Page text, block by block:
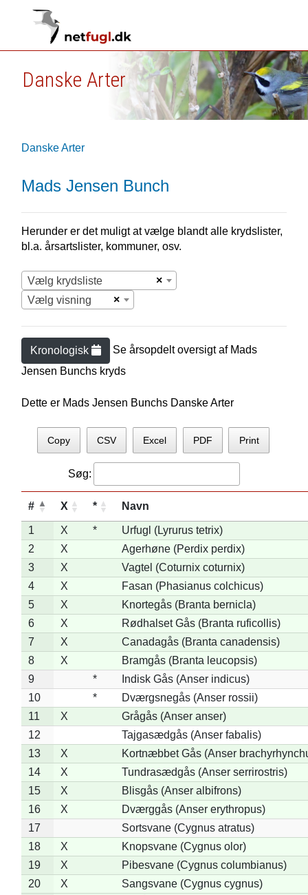
Danske Arter
Danske Arter
Mads Jensen Bunch
Herunder er det muligt at vælge blandt alle krydslister,
bl.a. årsartslister, kommuner, osv.
×
Vælg krydsliste
×
Vælg visning
Kronologisk Se årsopdelt oversigt af Mads
Jensen Bunchs kryds
Dette er Mads Jensen Bunchs Danske Arter
Copy CSV Excel PDF Print
Søg:
# X * Navn
1 X *
Urfugl (Lyrurus tetrix)
2
X
Agerhøne (Perdix perdix)
3
X
Vagtel (Coturnix coturnix)
4
X
Fasan (Phasianus colchicus)
5
X
Knortegås (Branta bernicla)
6
X
Rødhalset Gås (Branta ruficollis)
7
X
Canadagås (Branta canadensis)
8
X
Bramgås (Branta leucopsis)
9
*
Indisk Gås (Anser indicus)
10
*
Dværgsnegås (Anser rossii)
11
X
Grågås (Anser anser)
12
Tajgasædgås (Anser fabalis)
13
X
Kortnæbbet Gås (Anser
14
X
Tundrasædgås (Anser serrirostris)
15
X
Blisgås (Anser albifrons)
16
X
Dværggås (Anser erythropus)
17
Sortsvane (Cygnus atratus)
18
X
Knopsvane (Cygnus olor)
19
X
Pibesvane (Cygnus columbianus)
20
X
Sangsvane (Cygnus cygnus)